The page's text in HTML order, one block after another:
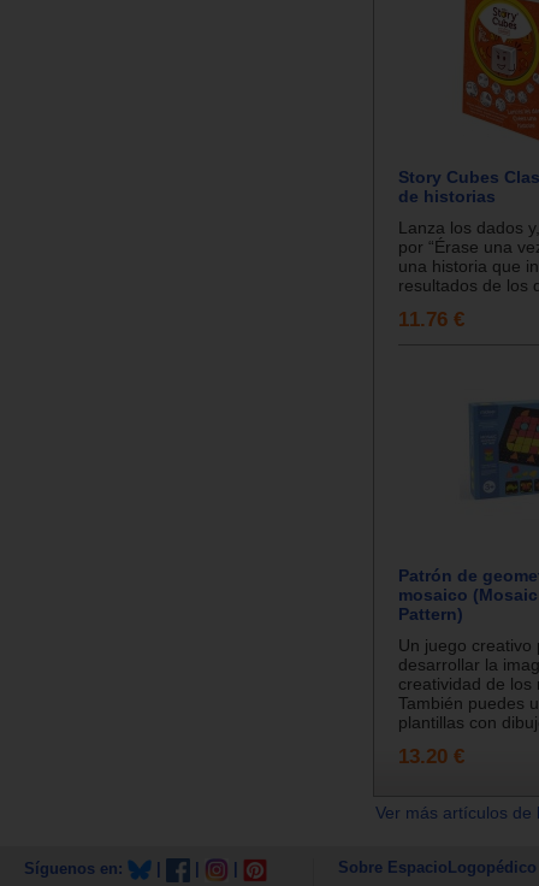
Story Cubes
de historias
Lanza los dados
por “Érase una
una historia que
resultados de los
11.76 €
Patrón de
mosaico
Pattern)
Un juego creativo
desarrollar la
creatividad de los
También puedes
plantillas con
13.20 €
Ver más artículos
Síguenos en: Sobre EspacioLogopédico